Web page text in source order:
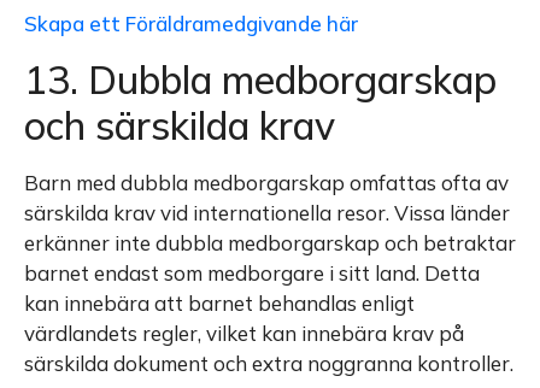
Skapa ett Föräldramedgivande här
13. Dubbla medborgarskap
och särskilda krav
Barn med dubbla medborgarskap omfattas ofta av
särskilda krav vid internationella resor. Vissa länder
erkänner inte dubbla medborgarskap och betraktar
barnet endast som medborgare i sitt land. Detta
kan innebära att barnet behandlas enligt
värdlandets regler, vilket kan innebära krav på
särskilda dokument och extra noggranna kontroller.